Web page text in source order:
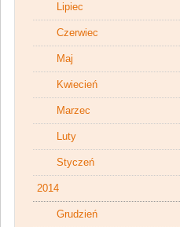
Lipiec
Czerwiec
Maj
Kwiecień
Marzec
Luty
Styczeń
2014
Grudzień